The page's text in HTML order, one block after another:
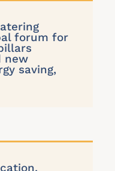
forum for
new
saving,